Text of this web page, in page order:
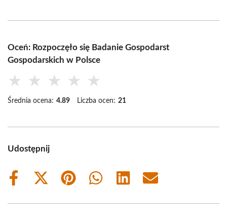
Oceń: Rozpoczęło się Badanie Gospodarst
Gospodarskich w Polsce
★ ★ ★ ★ ★
Średnia ocena: 4.89 Liczba ocen: 21
Udostępnij
Share
Share
(Twitter)
Share
Share
Share
Share